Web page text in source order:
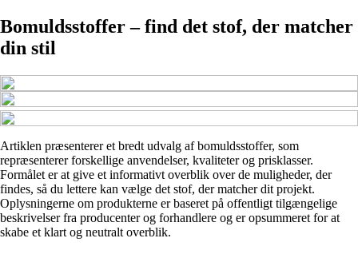
Bomuldsstoffer – find det stof, der matcher
din stil
Artiklen præsenterer et bredt udvalg af bomuldsstoffer, som
repræsenterer forskellige anvendelser, kvaliteter og prisklasser.
Formålet er at give et informativt overblik over de muligheder, der
findes, så du lettere kan vælge det stof, der matcher dit projekt.
Oplysningerne om produkterne er baseret på offentligt tilgængelige
beskrivelser fra producenter og forhandlere og er opsummeret for at
skabe et klart og neutralt overblik.